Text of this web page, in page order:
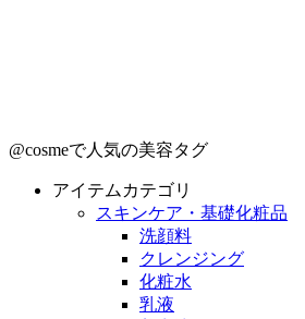
@cosmeで人気の美容タグ
アイテムカテゴリ
スキンケア・基礎化粧品
洗顔料
クレンジング
化粧水
乳液